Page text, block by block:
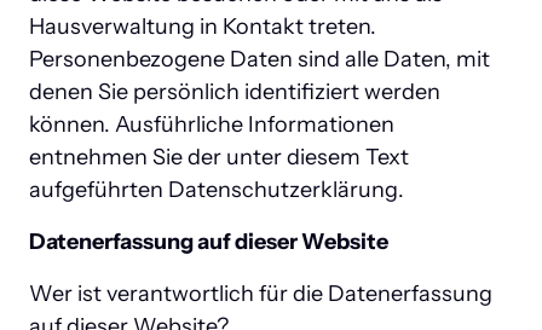
Hausverwaltung in Kontakt treten.
Personenbezogene Daten sind alle Daten, mit
denen Sie persönlich identifiziert werden
können. Ausführliche Informationen
entnehmen Sie der unter diesem Text
aufgeführten Datenschutzerklärung.
Datenerfassung auf dieser Website
Wer ist verantwortlich für die Datenerfassung